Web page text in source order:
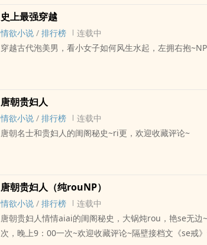
筒靴，火红的长发，一边编成细辫，一边披散肩tou，有
是中原人的脸。苏若离：妖王，红衣男子缓带轻裘，徐
掷着一枚玲珑球，两条骨链正是从球里伸出。眼眸是奇
会发现那紫se竟在liu动，如同 妖异的漩涡。正经版文案
jiao，隋玉抱臂看戏。洛停云：“我的心你还不懂吗？”隋
我的仙gen罢了。”洛停云：“隋玉，你没有心。”看到为
洛停云，隋玉震惊了。咦咦咦，说好的渣男怎么成了情
就接吻，想zuoai就zuoai。“只有你在我shenti里时，我
棠说。“可是你不快乐。”“不，哥哥，我很快乐。”PS：
但他不是渣男
史上最强穿越
情欲小说 / 排行榜
连载中
穿越古代泡美男，看小女子如何风生水起，左拥右抱
唐朝贵妇人
情欲小说 / 排行榜
连载中
唐朝名士和贵妇人的闺阁秘史~ri更，欢迎收藏评论~
唐朝贵妇人（纯rouNP）
情欲小说 / 排行榜
连载中
唐朝贵妇人情情aiai的闺阁秘史，大锅炖rou，艳se无
次，晚上9：00一次~欢迎收藏评论~隔壁接档文《se戒